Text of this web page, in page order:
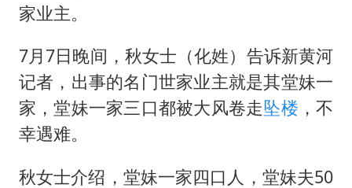
家业主。
7月7日晚间，秋女士（化姓）告诉新黄河
记者，出事的名门世家业主就是其堂妹一
家，堂妹一家三口都被大风卷走坠楼 ，不
幸遇难。
秋女士介绍，堂妹一家四口人，堂妹夫50